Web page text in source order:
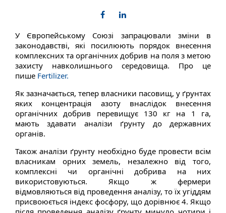
У Європейському Союзі запрацювали зміни в
законодавстві, які посилюють порядок внесення
комплексних та органічних добрив на поля з метою
захисту навколишнього середовища. Про це
пише Fertilizer.
Як зазначається, тепер власники пасовищ, у ґрунтах
яких концентрація азоту внаслідок внесення
органічних добрив перевищує 130 кг на 1 га,
мають здавати аналізи ґрунту до державних
органів.
Також аналізи ґрунту необхідно буде провести всім
власникам орних земель, незалежно від того,
комплексні чи органічні добрива на них
використовуються. Якщо ж фермери
відмовляються від проведення аналізу, то їх угіддям
присвоюється індекс фосфору, що дорівнює 4. Якщо